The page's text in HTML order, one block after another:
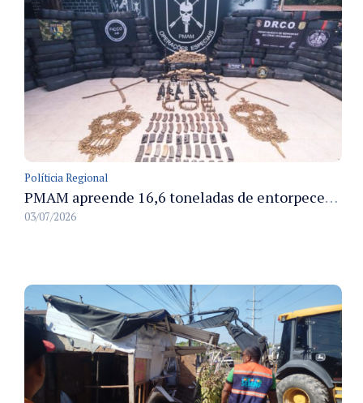
Políticia Regional
PMAM apreende 16,6 toneladas de entorpecentes e registra aumento nas prisões em flagrante e nas capturas de foragidos no primeiro semestre de 2026
03/07/2026